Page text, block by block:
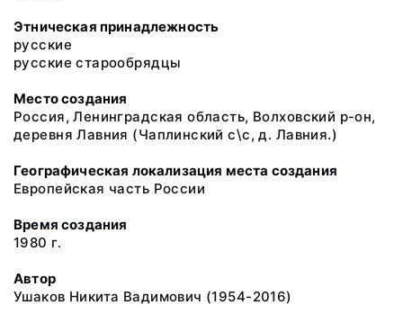
Этническая принадлежность
русские
русские старообрядцы
Место создания
Россия, Ленинградская область, Волховский р-он,
деревня Лавния (Чаплинский с\с, д. Лавния.)
Географическая локализация места создания
Европейская часть России
Время создания
1980 г.
Автор
Ушаков Никита Вадимович (1954-2016)